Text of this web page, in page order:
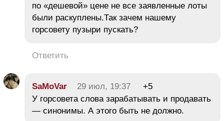
по «дешевой» цене не все заявленные лоты
были раскуплены.Так зачем нашему
горсовету пузыри пускать?
Ответить
SaMoVar 29 июл, 19:37
+5
У горсовета слова зарабатывать и продавать
— синонимы. А этого быть не должно.